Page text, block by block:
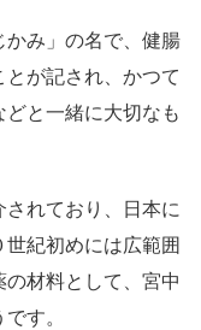
かみ」の名で、健腸
が記され、かつて
と一緒に大切なも
れており、日本に
紀初めには広範囲
材料として、宮中
す。